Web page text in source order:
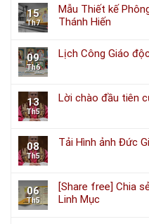
15
Th7
Mẫu Thiết kế
Thánh Hiến
09
Th6
Lịch Công Giáo
13
Th5
Lời chào đầu tiên
08
Th5
Tải Hình ảnh Đức
06
Th5
[Share free] Chia
Linh Mục